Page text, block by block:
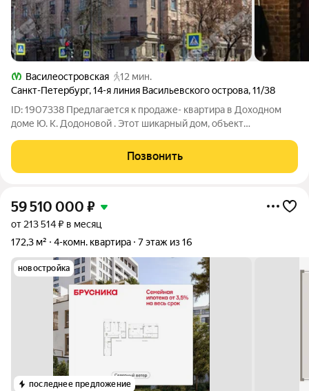
Василеостровская
12 мин.
Санкт-Петербург,14-я линия Васильевского острова,11/38
ID: 1907338 Предлагается к продаже- квартира в Доходном
доме Ю. К. Додоновой . Этот шикарный дом, объект
самом сердце Санкт-Петербурга. Потрясающей вид из окон.
Просторные комнаты-залы,
Позвонить
59 510 000 ₽
от 213 514 ₽ в месяц
172,3 м²
4-комн. квартира 7 этаж из 16
новостройка
последнее предложение